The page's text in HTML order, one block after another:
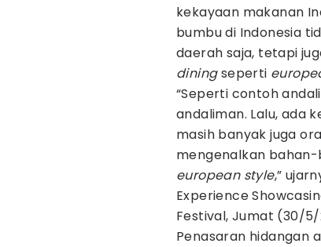
kekayaan makanan
bumbu di Indonesia
daerah saja, tetapi
diningseperti
“Seperti contoh
andaliman. Lalu, ada
masih banyak juga
mengenalkan
european style,”
Experience
Festival, Jumat (30/
Penasaran hidangan